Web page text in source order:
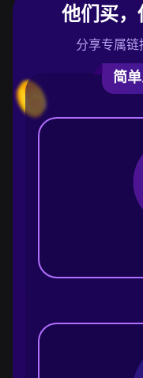
他们买，
分享专属链
简